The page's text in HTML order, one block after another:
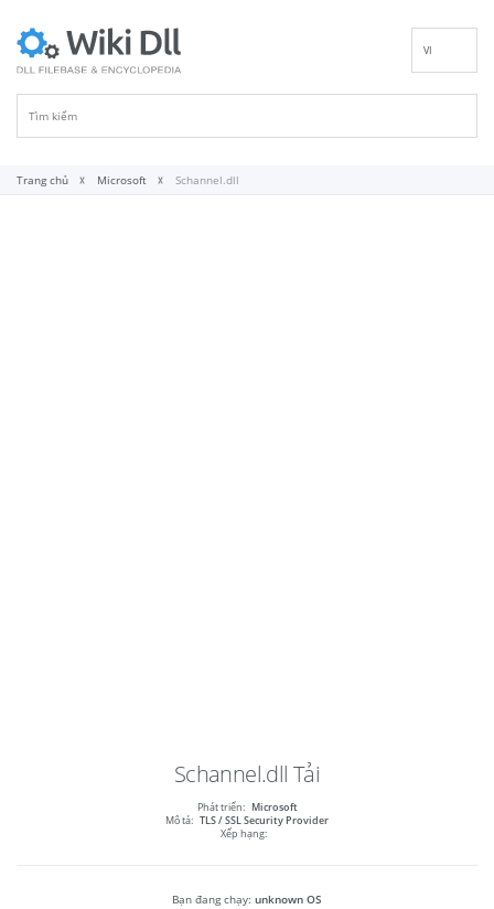
VI
Trang chủ Microsoft Schannel.dll
Schannel.dll Tải
Phát triển: Microsoft
Mô tả: TLS / SSL Security Provider
Xếp hạng:
Bạn đang chạy: unknown OS